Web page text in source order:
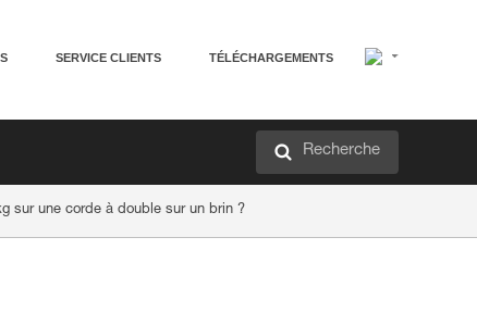
SERVICE CLIENTS TÉLÉCHARGEMENTS
Recherche
sur une corde à double sur un brin ?